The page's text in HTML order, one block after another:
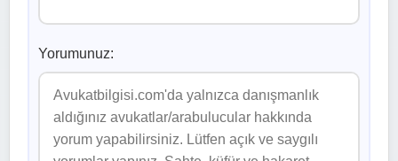
Yorumunuz: